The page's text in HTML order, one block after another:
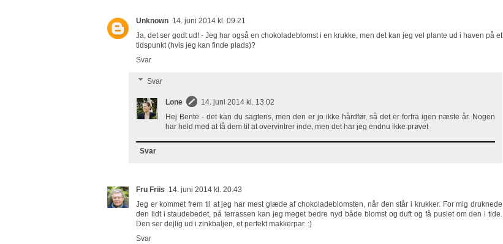
Unknown 14. juni 2014 kl. 09.21
Ja, det ser godt ud! - Jeg har også en chokoladeblomst i en krukke, men det kan jeg vel plante ud i haven på et
tidspunkt (hvis jeg kan finde plads)?
Svar
Svar
Lone
14. juni 2014 kl. 13.02
Hej Bente - det kan du sagtens, men den er jo ikke hårdfør, så det er forfra igen næste år. Nogen
har held med at få dem til at overvintrer inde, men det har jeg endnu ikke prøvet
Svar
Fru Friis 14. juni 2014 kl. 20.43
Jeg er kommet frem til at jeg har mest glæde af chokoladeblomsten, når den står i krukker. For mig druknede
den lidt i staudebedet, på terrassen kan jeg meget bedre nyd både blomst og duft og få puslet om den i tide.
Den ser dejlig ud i zinkbaljen, et perfekt makkerpar. :)
Svar